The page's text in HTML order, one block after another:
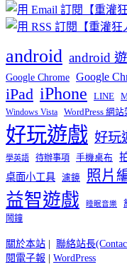
android android
Google Chrome Google
iPad iPhone LINE
Windows Vista WordPress 網站
好玩遊戲 好玩
學英語 待辦事項 手機桌布
桌面小工具 濾鏡 照片
益智遊戲 睡眠音樂
鬧鐘
關於本站 | 聯絡站長
閱電子報 | WordPress